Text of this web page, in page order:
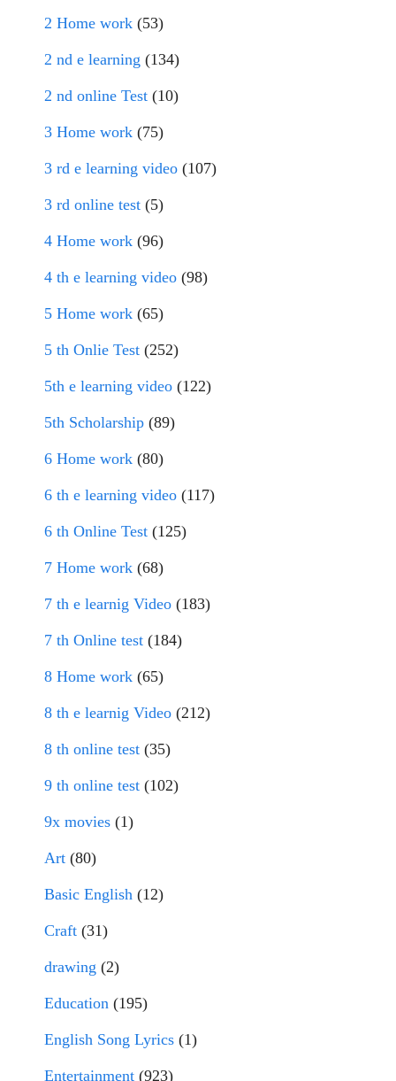
2 Home work (53)
2 nd e learning (134)
2 nd online Test (10)
3 Home work (75)
3 rd e learning video (107)
3 rd online test (5)
4 Home work (96)
4 th e learning video (98)
5 Home work (65)
5 th Onlie Test (252)
5th e learning video (122)
5th Scholarship (89)
6 Home work (80)
6 th e learning video (117)
6 th Online Test (125)
7 Home work (68)
7 th e learnig Video (183)
7 th Online test (184)
8 Home work (65)
8 th e learnig Video (212)
8 th online test (35)
9 th online test (102)
9x movies (1)
Art (80)
Basic English (12)
Craft (31)
drawing (2)
Education (195)
English Song Lyrics (1)
Entertainment (923)